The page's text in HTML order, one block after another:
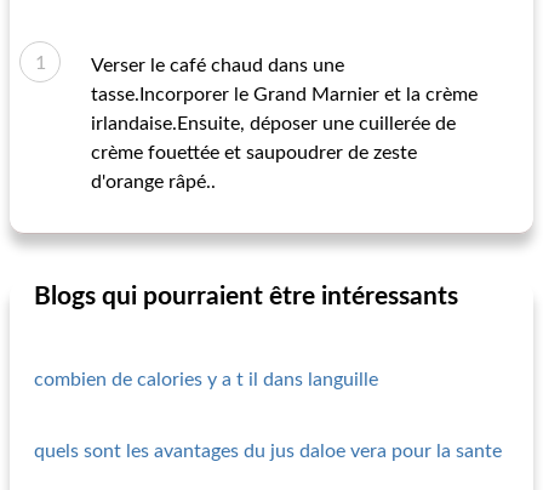
Verser le café chaud dans une
tasse.Incorporer le Grand Marnier et la crème
irlandaise.Ensuite, déposer une cuillerée de
crème fouettée et saupoudrer de zeste
d'orange râpé..
Blogs qui pourraient être intéressants
combien de calories y a t il dans languille
quels sont les avantages du jus daloe vera pour la sante